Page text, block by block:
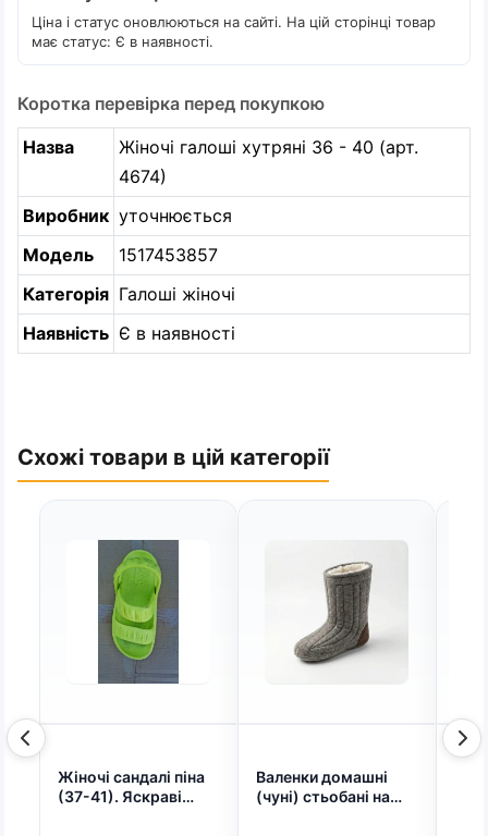
Ціна і статус оновлюються на сайті. На цій сторінці товар
має статус: Є в наявності.
Коротка перевірка перед покупкою
Назва
Жіночі галоші хутряні 36 - 40 (арт.
4674)
Виробник уточнюється
Модель
1517453857
Категорія Галоші жіночі
Наявність Є в наявності
Схожі товари в цій категорії
Жіночі сандалі піна
(37-41). Яскраві
Валенки домашні
(чуні) стьобані на